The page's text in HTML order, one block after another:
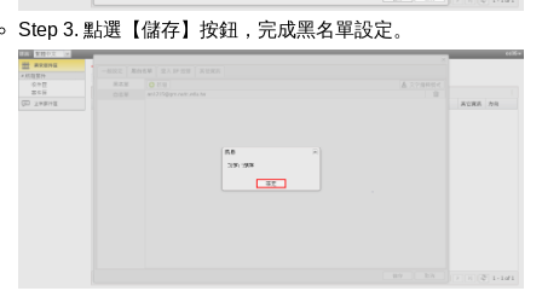
Step 3. 點選【儲存】按鈕，完成黑名單設定。